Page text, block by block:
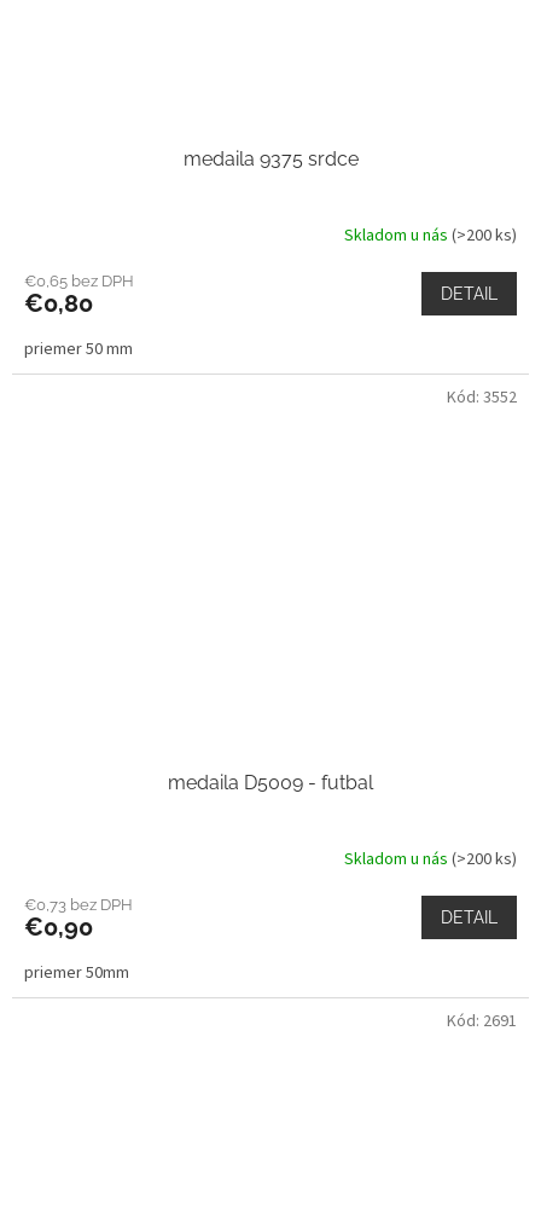
medaila 9375 srdce
Skladom u nás (>200 ks)
€0,65 bez DPH
€0,80 DETAIL
priemer 50 mm
medaila D5009 - futbal
Skladom u nás (>200 ks)
€0,73 bez DPH
€0,90 DETAIL
priemer 50mm
Kód: 3552
Kód: 2691